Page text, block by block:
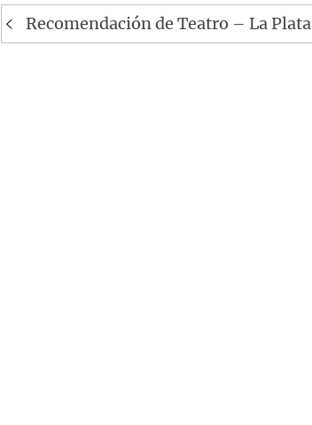
Navegación
de
Recomendación de Teatro – La Plata